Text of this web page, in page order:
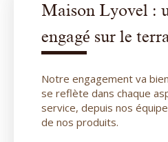
Maison Lyovel :
engagé sur le
Notre engagement va
se reflète dans chaque
service, depuis nos
de nos produits.